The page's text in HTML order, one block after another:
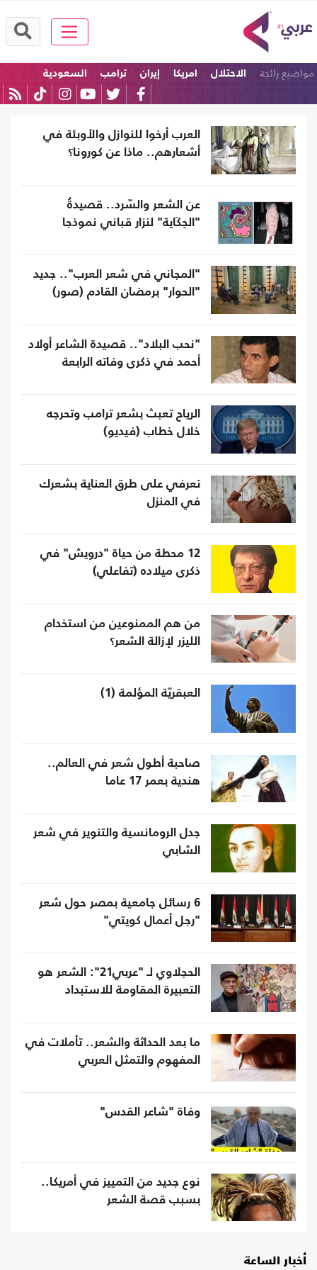
مواضيع رائجة الاحتلال امريكا إيران ترامب
السعودية
العرب أرخوا للنوازل والأوبئة في
أشعارهم.. ماذا عن كورونا؟
عن الشعر والسّرد.. قصيدةُ
"الحِكَاية" لنزار قباني نموذجا
"المجاني في شعر العرب".. جديد
"الحوار" برمضان القادم (صور)
"نحب البلاد".. قصيدة الشاعر أولاد
أحمد في ذكرى وفاته الرابعة
الرياح تعبث بشعر ترامب وتحرجه
خلال خطاب (فيديو)
تعرفي على طرق العناية بشعرك
في المنزل
12 محطة من حياة "درويش" في
ذكرى ميلاده (تفاعلي)
من هم الممنوعين من استخدام
الليزر لإزالة الشعر؟
العبقريّة المؤلمة (1)
صاحبة أطول شعر في العالم..
هندية بعمر 17 عاما
جدل الرومانسية والتنوير في شعر
الشابي
6 رسائل جامعية بمصر حول شعر
"رجل أعمال كويتي"
الحجلاوي لـ "عربي21": الشعر هو
التعبيرة المقاومة للاستبداد
ما بعد الحداثة والشعر.. تأملات في
المفهوم والتمثل العربي
وفاة "شاعر القدس"
نوع جديد من التمييز في أمريكا..
بسبب قصة الشعر
أخبار الساعة